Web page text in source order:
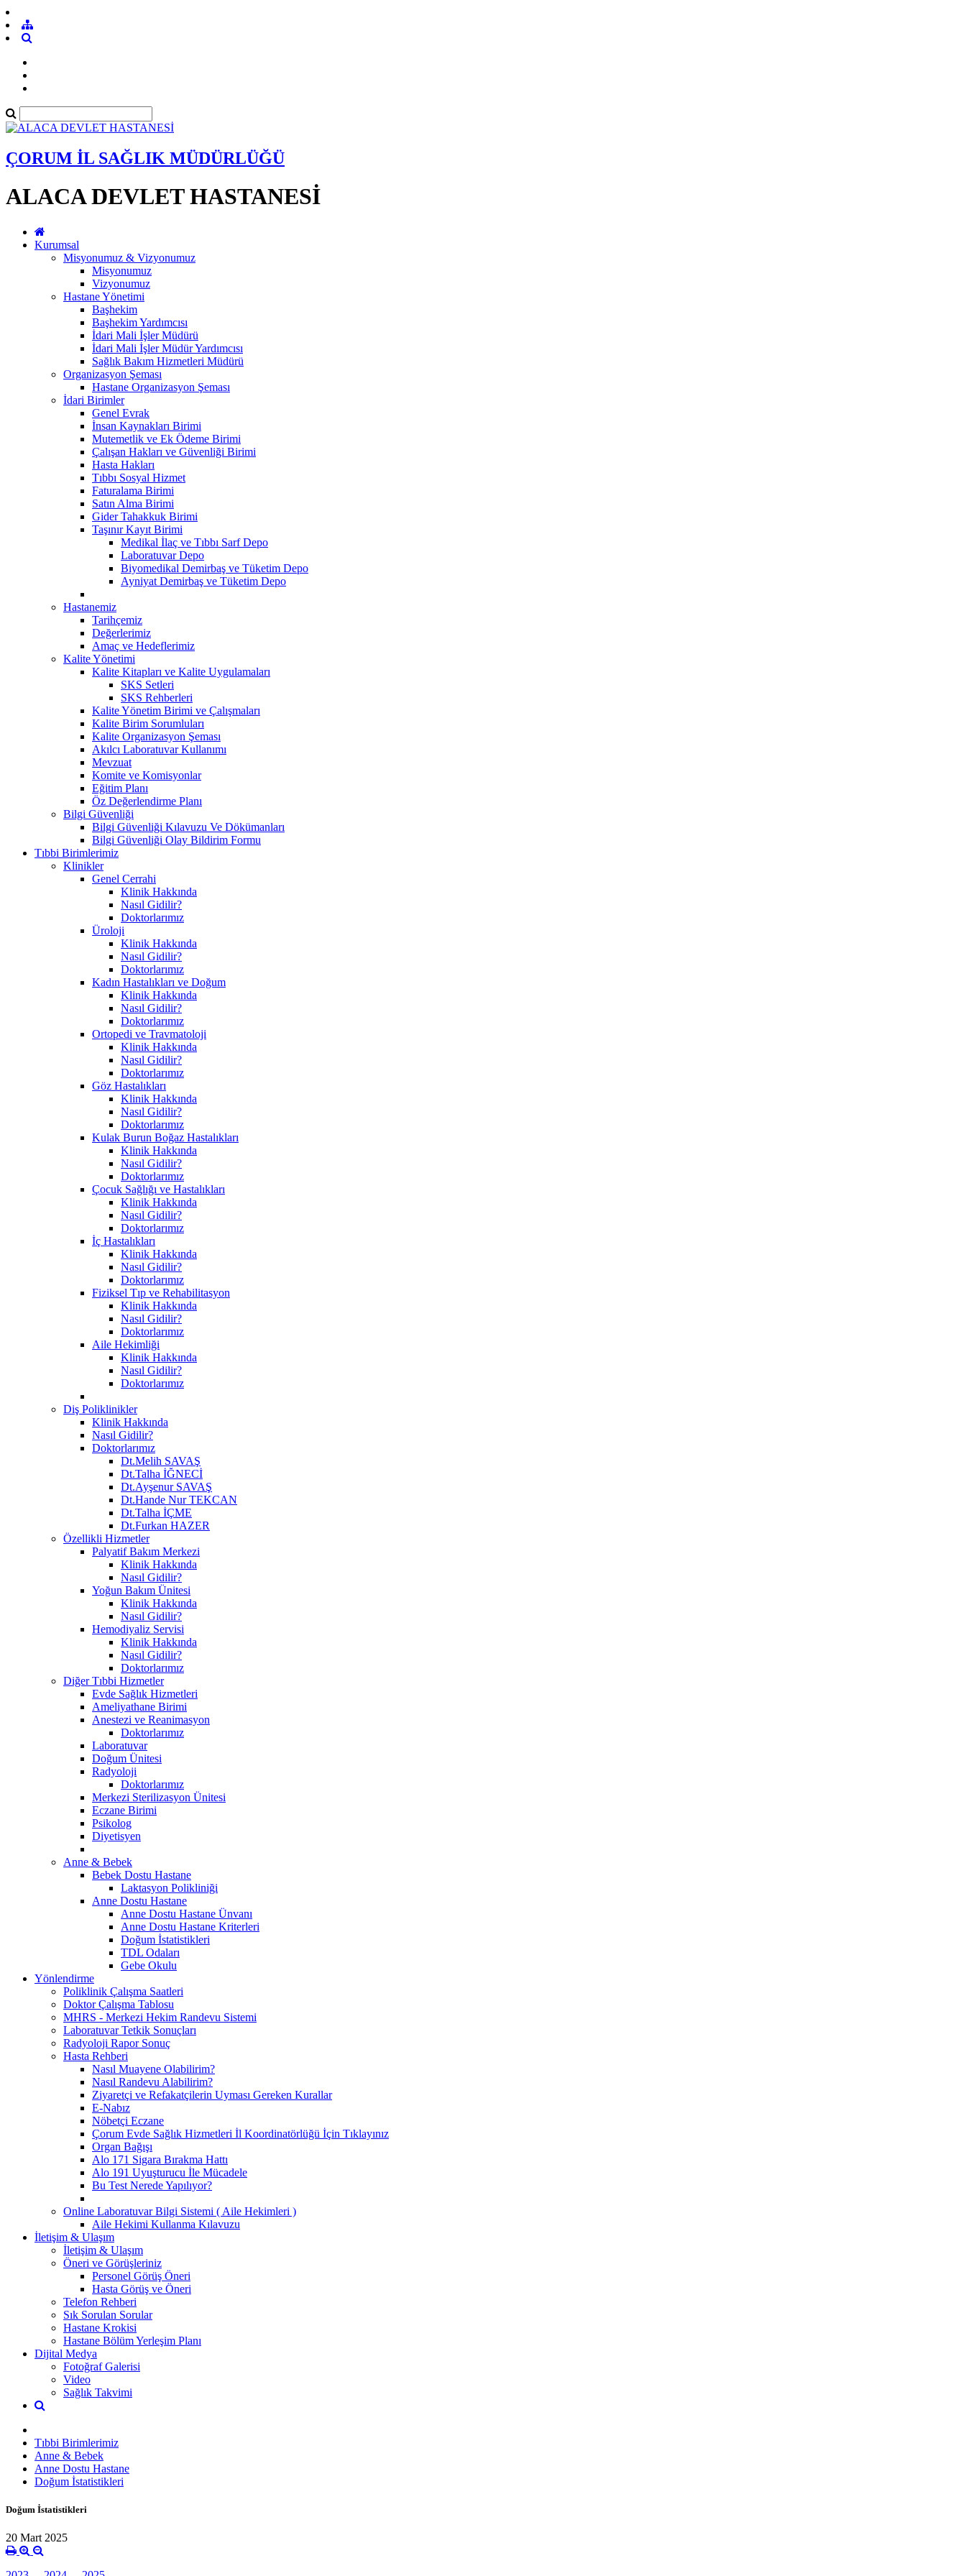
ÇORUM İL SAĞLIK MÜDÜRLÜĞÜ
ALACA DEVLET HASTANESİ
Kurumsal
Misyonumuz & Vizyonumuz
Misyonumuz
Vizyonumuz
Hastane Yönetimi
Başhekim
Başhekim Yardımcısı
İdari Mali İşler Müdürü
İdari Mali İşler Müdür Yardımcısı
Sağlık Bakım Hizmetleri Müdürü
Organizasyon Şeması
Hastane Organizasyon Şeması
İdari Birimler
Genel Evrak
İnsan Kaynakları Birimi
Mutemetlik ve Ek Ödeme Birimi
Çalışan Hakları ve Güvenliği Birimi
Hasta Hakları
Tıbbı Sosyal Hizmet
Faturalama Birimi
Satın Alma Birimi
Gider Tahakkuk Birimi
Taşınır Kayıt Birimi
Medikal İlaç ve Tıbbı Sarf Depo
Laboratuvar Depo
Biyomedikal Demirbaş ve Tüketim Depo
Ayniyat Demirbaş ve Tüketim Depo
Hastanemiz
Tarihçemiz
Değerlerimiz
Amaç ve Hedeflerimiz
Kalite Yönetimi
Kalite Kitapları ve Kalite Uygulamaları
SKS Setleri
SKS Rehberleri
Kalite Yönetim Birimi ve Çalışmaları
Kalite Birim Sorumluları
Kalite Organizasyon Şeması
Akılcı Laboratuvar Kullanımı
Mevzuat
Komite ve Komisyonlar
Eğitim Planı
Öz Değerlendirme Planı
Bilgi Güvenliği
Bilgi Güvenliği Kılavuzu Ve Dökümanları
Bilgi Güvenliği Olay Bildirim Formu
Tıbbi Birimlerimiz
Klinikler
Genel Cerrahi
Klinik Hakkında
Nasıl Gidilir?
Doktorlarımız
Üroloji
Klinik Hakkında
Nasıl Gidilir?
Doktorlarımız
Kadın Hastalıkları ve Doğum
Klinik Hakkında
Nasıl Gidilir?
Doktorlarımız
Ortopedi ve Travmatoloji
Klinik Hakkında
Nasıl Gidilir?
Doktorlarımız
Göz Hastalıkları
Klinik Hakkında
Nasıl Gidilir?
Doktorlarımız
Kulak Burun Boğaz Hastalıkları
Klinik Hakkında
Nasıl Gidilir?
Doktorlarımız
Çocuk Sağlığı ve Hastalıkları
Klinik Hakkında
Nasıl Gidilir?
Doktorlarımız
İç Hastalıkları
Klinik Hakkında
Nasıl Gidilir?
Doktorlarımız
Fiziksel Tıp ve Rehabilitasyon
Klinik Hakkında
Nasıl Gidilir?
Doktorlarımız
Aile Hekimliği
Klinik Hakkında
Nasıl Gidilir?
Doktorlarımız
Diş Poliklinikler
Klinik Hakkında
Nasıl Gidilir?
Doktorlarımız
Dt.Melih SAVAŞ
Dt.Talha İĞNECİ
Dt.Ayşenur SAVAŞ
Dt.Hande Nur TEKCAN
Dt.Talha İÇME
Dt.Furkan HAZER
Özellikli Hizmetler
Palyatif Bakım Merkezi
Klinik Hakkında
Nasıl Gidilir?
Yoğun Bakım Ünitesi
Klinik Hakkında
Nasıl Gidilir?
Hemodiyaliz Servisi
Klinik Hakkında
Nasıl Gidilir?
Doktorlarımız
Diğer Tıbbi Hizmetler
Evde Sağlık Hizmetleri
Ameliyathane Birimi
Anestezi ve Reanimasyon
Doktorlarımız
Laboratuvar
Doğum Ünitesi
Radyoloji
Doktorlarımız
Merkezi Sterilizasyon Ünitesi
Eczane Birimi
Psikolog
Diyetisyen
Anne & Bebek
Bebek Dostu Hastane
Laktasyon Polikliniği
Anne Dostu Hastane
Anne Dostu Hastane Ünvanı
Anne Dostu Hastane Kriterleri
Doğum İstatistikleri
TDL Odaları
Gebe Okulu
Yönlendirme
Poliklinik Çalışma Saatleri
Doktor Çalışma Tablosu
MHRS - Merkezi Hekim Randevu Sistemi
Laboratuvar Tetkik Sonuçları
Radyoloji Rapor Sonuç
Hasta Rehberi
Nasıl Muayene Olabilirim?
Nasıl Randevu Alabilirim?
Ziyaretçi ve Refakatçilerin Uyması Gereken Kurallar
E-Nabız
Nöbetçi Eczane
Çorum Evde Sağlık Hizmetleri İl Koordinatörlüğü İçin Tıklayınız
Organ Bağışı
Alo 171 Sigara Bırakma Hattı
Alo 191 Uyuşturucu İle Mücadele
Bu Test Nerede Yapılıyor?
Online Laboratuvar Bilgi Sistemi ( Aile Hekimleri )
Aile Hekimi Kullanma Kılavuzu
İletişim & Ulaşım
İletişim & Ulaşım
Öneri ve Görüşleriniz
Personel Görüş Öneri
Hasta Görüş ve Öneri
Telefon Rehberi
Sık Sorulan Sorular
Hastane Krokisi
Hastane Bölüm Yerleşim Planı
Dijital Medya
Fotoğraf Galerisi
Video
Sağlık Takvimi
Tıbbi Birimlerimiz
Anne & Bebek
Anne Dostu Hastane
Doğum İstatistikleri
Doğum İstatistikleri
20 Mart 2025